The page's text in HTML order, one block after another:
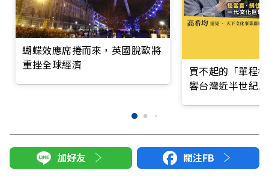
蝴蝶效應席捲而來，英國脫歐將
重挫全球經濟
買不起的「單程
響台灣近半世紀
加好友 關注FB